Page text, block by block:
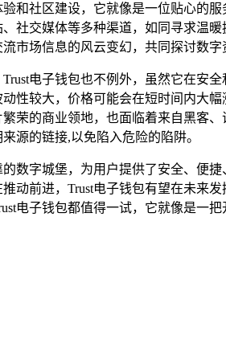
和社区建设，它就像是一位贴心的
社交媒体等多种渠道，如同寻求温
市场信息的风云变幻，共同探讨数
电子钱包也不例外，虽然它在安
性较大，价格可能会在短时间内大
荣的商业领地，也面临着来自黑客
源的链接,以免陷入危险的陷阱。
数字城堡，为用户提供了安全、便
动前进，Trust电子钱包有望在未来
电子钱包都值得一试，它就像是一